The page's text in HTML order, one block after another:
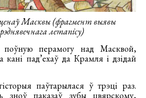
Масквы (фрагмент выявы
летапісу)
поўную перамогу над Масквой,
кані пад’ехаў да Крамля і дзідай
паўтарылася ў трэці раз.
зноў паказаў зубы цвярскому,